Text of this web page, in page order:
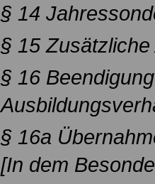
§ 14
§ 15
§ 16
§ 16a
[In dem